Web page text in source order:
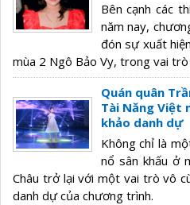
Bên cạnh các
năm nay,
đón sự xuất
mùa 2 Ngô Bảo Vy, trong vai trò
Quán quân
Tài Năng Việt
khảo danh dự
Không chỉ là
nổ sân khấu ở
Châu trở lại với một vai trò vô
danh dự của chương trình.